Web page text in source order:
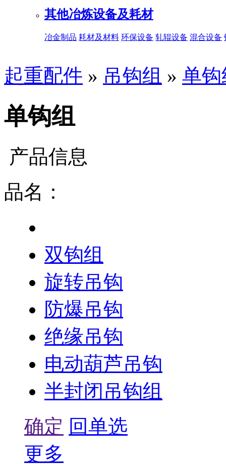
其他冶炼设备及耗材
冶金制品 耗材及材料 环保设备 轧辊设备 混合设备
起重配件 » 吊钩组 » 单钩
单钩组
产品信息
品名：
双钩组
旋转吊钩
防爆吊钩
绝缘吊钩
电动葫芦吊钩
半封闭吊钩组
确定 回单选
更多